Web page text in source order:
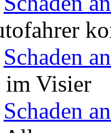
Schaden
im Visier
Schaden